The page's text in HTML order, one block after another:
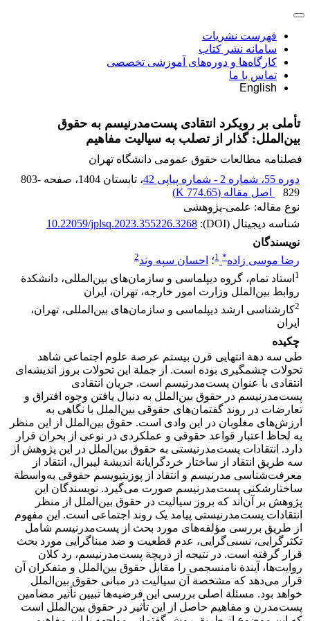
فهرست نشریات
سامانه نشر کتاب
کارگاه‌ها و دوره‌های آموزشی تخصصی
تماس با ما
English
تأملی بر رویکرد انتقادی پست‌مدرنیسم به حقوق
بین‌الملل:‏ گذار از تصلب به سیالیت مفاهیم
فصلنامه مطالعات حقوق عمومی دانشگاه تهران
دوره 55، شماره 2 - شماره پیاپی 42
، تابستان 1404 ، صفحه 803-
829
اصل مقاله (774.65 K
)
نوع مقاله: علمی-پژوهشی
شناسه دیجیتال (DOI):
10.22059/jplsq.2023.355226.3268
نویسندگان
رضا موسی زاده*
1؛ احسان سپه وند2
1 استاد تمام، گروه دیپلماسی و سازمان‌های بین‌المللی، دانشکدة
روابط بین‌الملل وزارت امور خارجه، تهران، ایران‏
2کارشناسی ارشد دیپلماسی و سازمان‌های بین‌المللی، تهران،
ایران‏
چکیده
طی سه دهة انتهایی قرن بیستم عرصة علوم اجتماعی شاهد
تحولات چشمگیری بوده است. از جملة این تحولات بروز اندیشه‌ای
انتقادی با عنوان پست‌مدرنیسم است. جریان انتقادی
پست‌مدرنیسم در حقوق بین‌الملل به دنبال یافتن وجوه افتراق و
تعارضات در روند گفتمان‌های حقوقی بین‌الملل با نگاهی به
ارزش‌های مغلوبان در این وادی است. حقوق بین‌الملل از این منظر
به لحاظ اعتبار قواعد حقوقی و عملکردی در نوعی از بحران قرار
دارد. انتقادات پست‌مدرنیستی به حقوق بین‌الملل در این پژوهش از
سه طریق انتقاد از ساختار خردگرایانة اندیشة لیبرال، انتقاد از
معرفت‌شناسی مدرنیسم و انتقاد از پوزیتیویسم حقوقی به‌واسطة
ساختارشکنی پست‌مدرنیسم صورت می‌گیرد. نویسندگان این
پژوهش بر آن‌اند که بروز سیالیت در حقوق بین‌الملل از منظر
انتقادات پست‌مدرنیستی پیامد یک روند اجتماعی است. این مفهوم
از طریق بررسی مؤلفه‌های مورد بحث از پست‌مدرنیسم شامل
تکثرگرایی، نسبی‌گرایی، عدم قطعیت و ضد مبناگرایی مورد بحث
قرار گرفته است. در نتیجه از دریچة پست‌مدرنیسم، رد کلان
روایت‌ها، آیندة نامنسجمی را مقابل حقوق بین‌الملل و متفکران آن
قرار می‌دهد که مشخصة آن سیالیت در مبانی حقوق بین‌الملل
خواهد بود. مسئلة اصلی بررسی این فرضیه‌ها تبیین تأثیر مضامین
پست‌مدرن و مفاهیم حاصل از این تأثیر در حقوق بین‌الملل است